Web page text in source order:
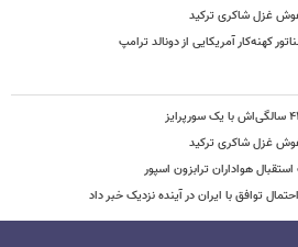
غزل شاکری ترکید
کهنه‌کار آمریکایی از دونالد ترامپ
غزل شاکری ترکید
هواداران ترابزون اسپور
توافق با ایران در آینده نزدیک خبر داد